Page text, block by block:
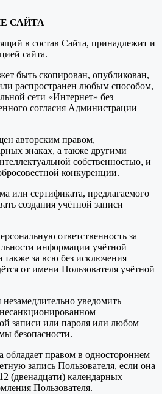
САЙТА
в состав Сайта, принадлежит и
сайта.
быть скопирован, опубликован,
распространен любым способом,
сети «Интернет» без
согласия Администрации
авторским правом,
знаках, а также другими
собственностью, и
конкуренции.
или сертификата, предлагаемого
создания учётной записи
ответственность за
информации учётной
также за всю без исключения
от имени Пользователя учётной
уведомить
записи или пароля или любом
безопасности.
обладает правом в одностороннем
запись Пользователя, если она
(двенадцати) календарных
Пользователя.